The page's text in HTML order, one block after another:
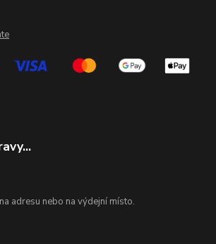
adresu nebo na výdejní místo.